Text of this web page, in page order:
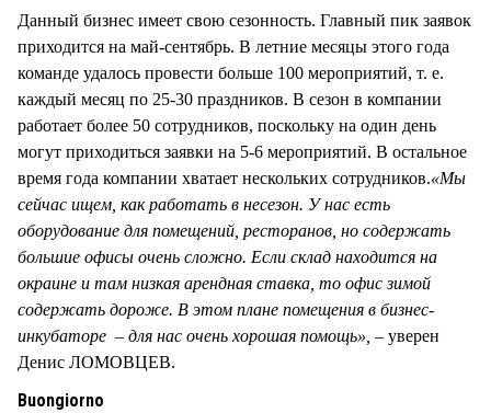
Данный бизнес имеет свою сезонность. Главный пик заявок
приходится на май-сентябрь. В летние месяцы этого года
команде удалось провести больше 100 мероприятий, т. е.
каждый месяц по 25-30 праздников. В сезон в компании
работает более 50 сотрудников, поскольку на один день
могут приходиться заявки на 5-6 мероприятий. В остальное
время года компании хватает нескольких сотрудников.«Мы
сейчас ищем, как работать в несезон. У нас есть
оборудование для помещений, ресторанов, но содержать
большие офисы очень сложно. Если склад находится на
окраине и там низкая арендная ставка, то офис зимой
содержать дороже. В этом плане помещения в бизнес-
инкубаторе – для нас очень хорошая помощь», – уверен
Денис ЛОМОВЦЕВ.
Buongiorno